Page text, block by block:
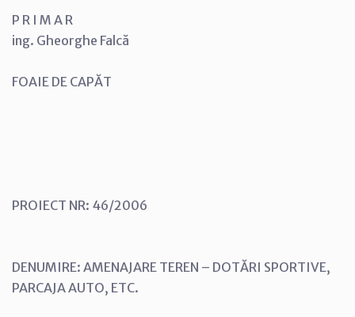
P R I M A R
ing. Gheorghe Falcă
FOAIE DE CAPĂT
PROIECT NR: 46/2006
DENUMIRE: AMENAJARE TEREN – DOTĂRI SPORTIVE,
PARCAJA AUTO, ETC.